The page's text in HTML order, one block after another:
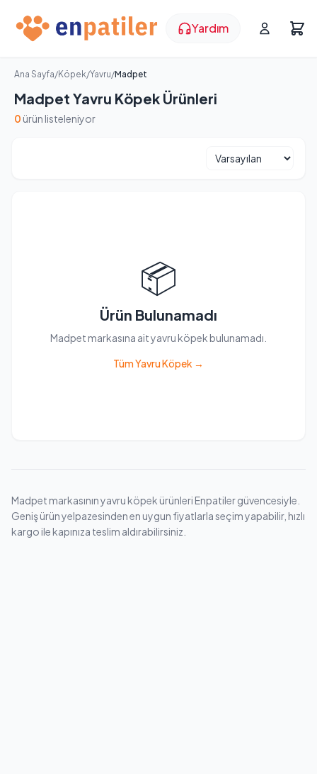
Yardım
Ana Sayfa/Köpek/Yavru/Madpet
Madpet Yavru Köpek Ürünleri
0 ürün listeleniyor
📦
Ürün Bulunamadı
Madpet markasına ait yavru köpek bulunamadı.
Tüm Yavru Köpek →
Madpet markasının yavru köpek ürünleri Enpatiler güvencesiyle.
Geniş ürün yelpazesinden en uygun fiyatlarla seçim yapabilir, hızlı
kargo ile kapınıza teslim aldırabilirsiniz.